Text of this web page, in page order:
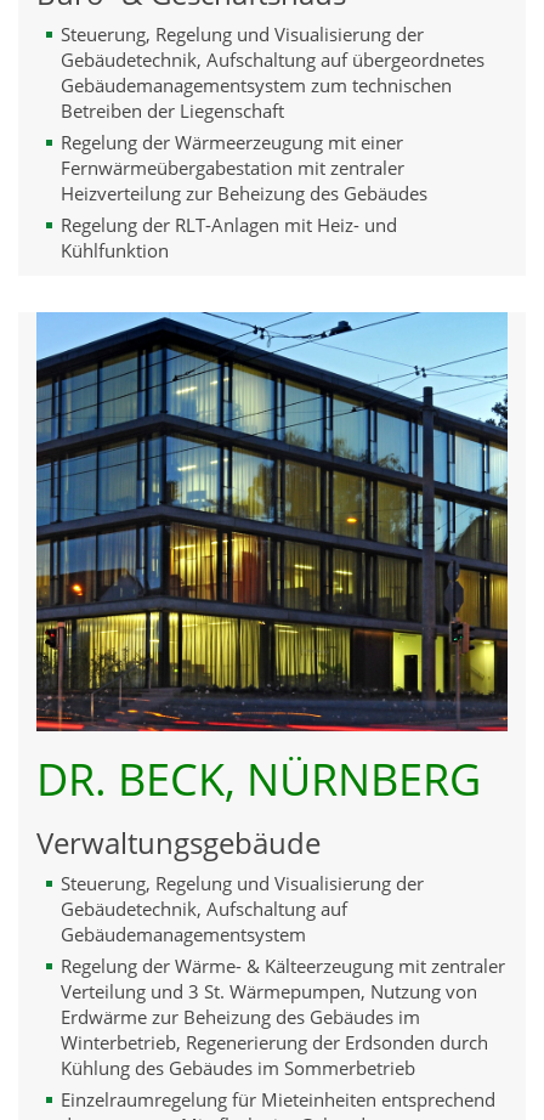
Steuerung, Regelung und Visualisierung der
Gebäudetechnik, Aufschaltung auf übergeordnetes
Gebäudemanagementsystem zum technischen
Betreiben der Liegenschaft
Regelung der Wärmeerzeugung mit einer
Fernwärmeübergabestation mit zentraler
Heizverteilung zur Beheizung des Gebäudes
Regelung der RLT-Anlagen mit Heiz- und
Kühlfunktion
DR. BECK, NÜRNBERG
Verwaltungsgebäude
Steuerung, Regelung und Visualisierung der
Gebäudetechnik, Aufschaltung auf
Gebäudemanagementsystem
Regelung der Wärme- & Kälteerzeugung mit zentraler
Verteilung und 3 St. Wärmepumpen, Nutzung von
Erdwärme zur Beheizung des Gebäudes im
Winterbetrieb, Regenerierung der Erdsonden durch
Kühlung des Gebäudes im Sommerbetrieb
Einzelraumregelung für Mieteinheiten entsprechend